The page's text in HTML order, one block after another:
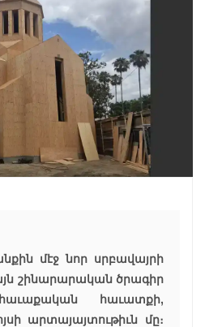
մէջ նոր սրբավայրի
շինարարական ծրագիր
հաւատքի,
արտայայտութիւն մը։